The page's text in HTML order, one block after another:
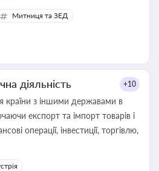
Митниця та ЗЕД
діяльність +10
країни з іншими державами в
експорт та імпорт товарів і
операції, інвестиції, торгівлю,